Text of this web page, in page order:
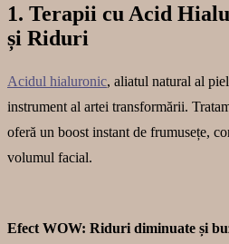
1. Terapii cu Acid
și Riduri
Acidul hialuronic, aliatul natural al
instrument al artei transformării.
oferă un boost instant de frumusețe,
volumul facial.
Efect WOW: Riduri diminuate și